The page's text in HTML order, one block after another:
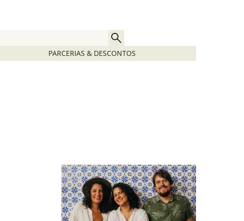
PARCERIAS & DESCONTOS